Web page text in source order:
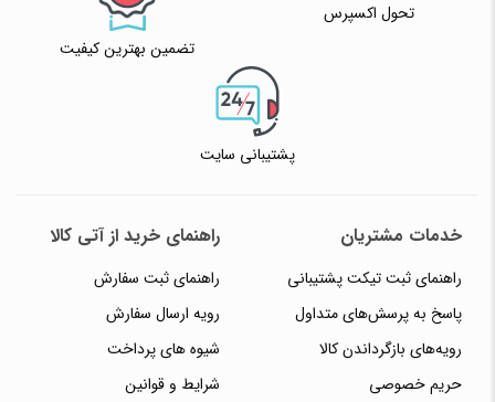
تحول اکسپرس
تضمین بهترین کیفیت
پشتیبانی سایت
خدمات مشتریان
راهنمای ثبت تیکت پشتیبانی
پاسخ به پرسش‌های متداول
رویه‌های بازگرداندن کالا
حریم خصوصی
راهنمای خرید از آتی کالا
راهنمای ثبت سفارش
رویه ارسال سفارش
شیوه های پرداخت
شرایط و قوانین